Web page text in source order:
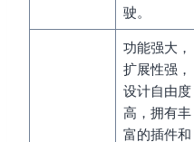
驶。
功能强大，
扩展性强，
设计自由度
高，拥有丰
富的插件和